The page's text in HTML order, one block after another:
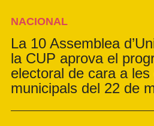
NACIONAL
La 10 Assemblea
la CUP aprova el
electoral de cara a les
municipals del 22 de